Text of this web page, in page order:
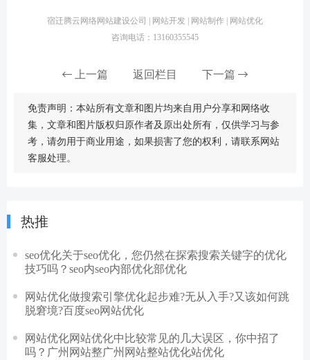
宿迁腾云网络网站建设公司 | 网站开发 | 网站制作 | 网站优化
咨询电话：13160355545
上一篇 返回栏目 下一篇
免责声明：本站所有文章和图片均来自用户分享和网络收
集，文章和图片版权归原作者及原出处所有，仅供学习与参
考，请勿用于商业用途，如果损害了您的权利，请联系网站
客服处理。
热推
seo优化关于seo优化，您仍然在探索搜索关键字的优化
技巧吗？seo内seo内部优化部优化
网站优化做搜索引擎优化起步难?无从入手?又该如何跳
脱窘境?百度seo网站优化
网站优化网站优化中比较常见的几大误区，你中招了
吗？广州网站整广州网站整站优化站优化